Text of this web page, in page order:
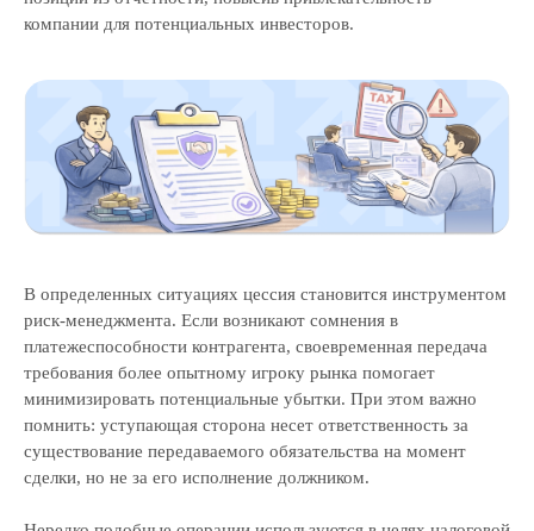
компании для потенциальных инвесторов.
В определенных ситуациях цессия становится инструментом
риск-менеджмента. Если возникают сомнения в
платежеспособности контрагента, своевременная передача
требования более опытному игроку рынка помогает
минимизировать потенциальные убытки. При этом важно
помнить: уступающая сторона несет ответственность за
существование передаваемого обязательства на момент
сделки, но не за его исполнение должником.